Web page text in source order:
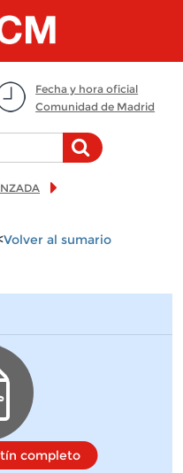
Fecha y hora oficial
Comunidad de Madrid
Volver al sumario
completo